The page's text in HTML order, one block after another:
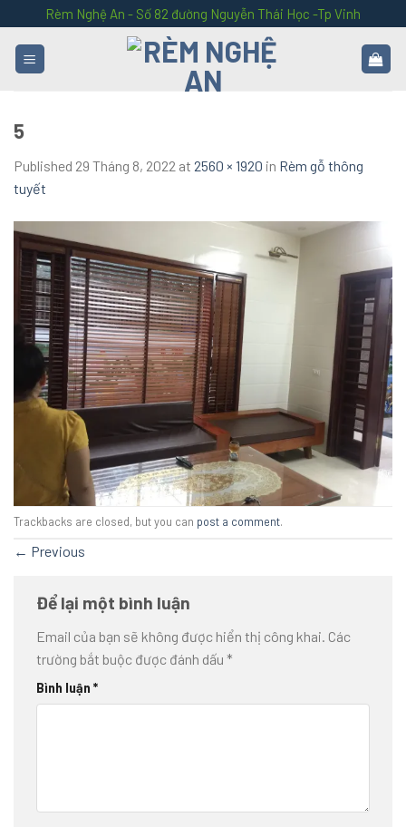
to
content
Rèm Nghệ An - Số 82 đường Nguyễn Thái Học -Tp Vinh
5
Published 29 Tháng 8, 2022 at 2560 × 1920 in Rèm gỗ thông
tuyết
Trackbacks are closed, but you can post a comment.
← Previous
Để lại một bình luận
Email của bạn sẽ không được hiển thị công khai. Các
trường bắt buộc được đánh dấu *
Bình luận *